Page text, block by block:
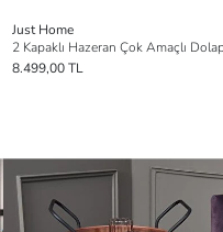
Just Home
8.499,00 TL